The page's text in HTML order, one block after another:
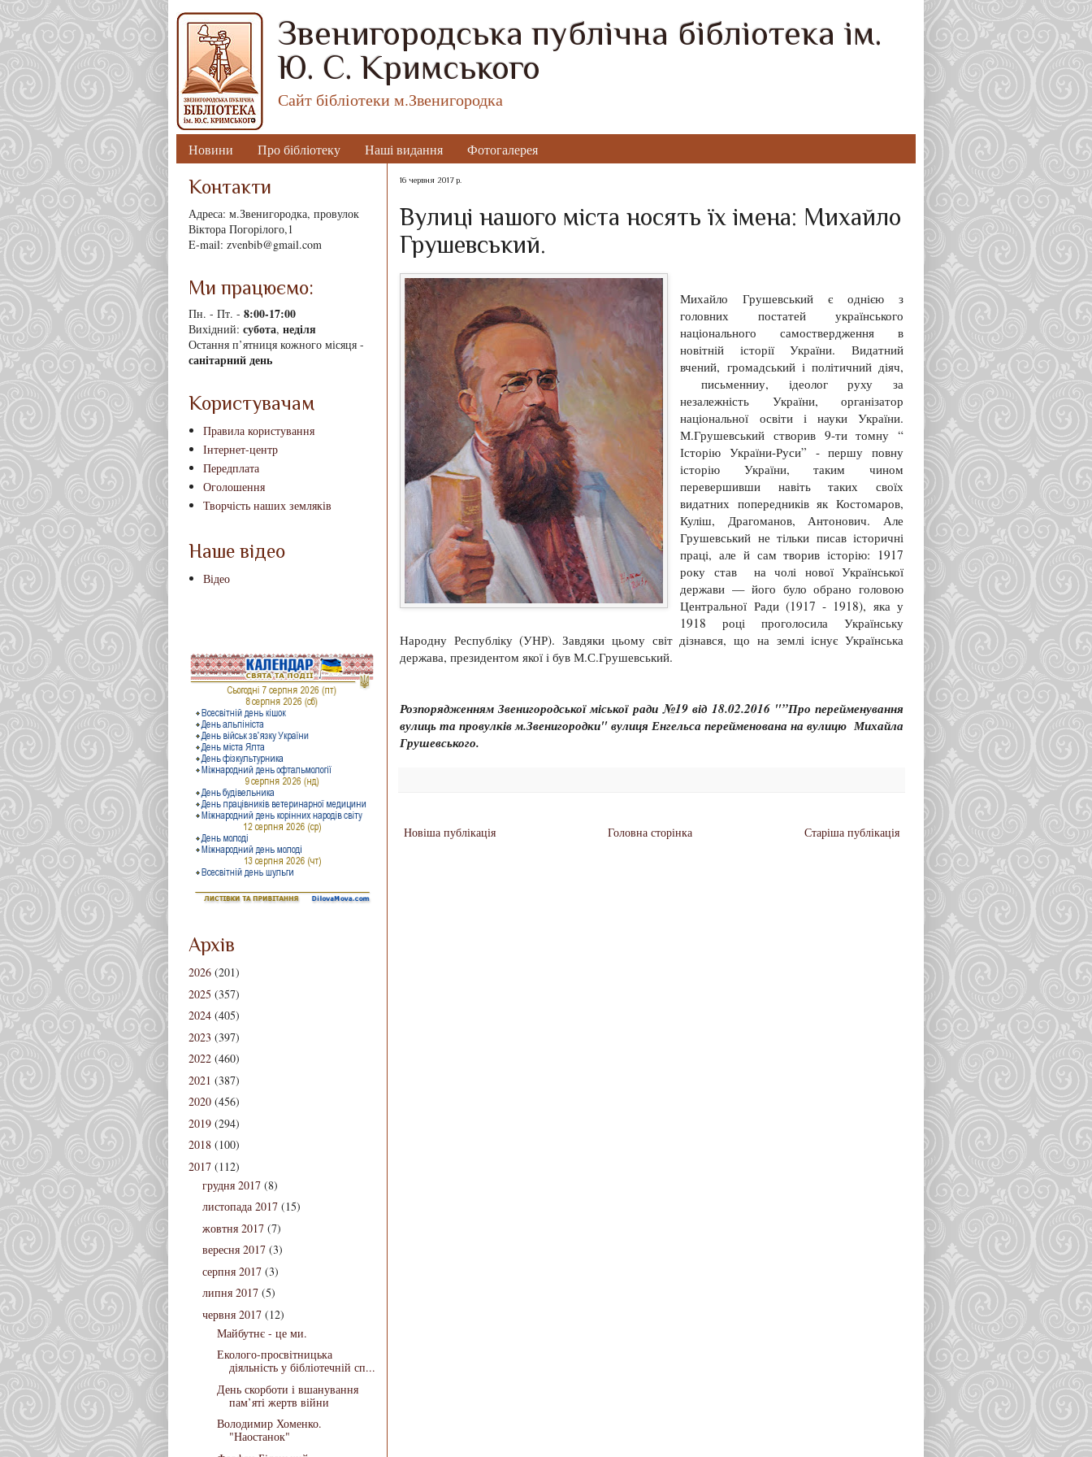
Звенигородська публічна бібліотека ім.
Ю. С. Кримського
Сайт бібліотеки м.Звенигородка
Новини Про бібліотеку Наші видання Фотогалерея
16 червня 2017 р.
Вулиці нашого міста носять їх імена: Михайло
Грушевський.
Михайло Грушевський є однією з
головних постатей українського
національного самоствердження в
новітній історії України. Видатний
вчений, громадський і політичний діяч,
письменниу, ідеолог руху за
незалежність України, організатор
національної освіти і науки України.
М.Грушевський створив 9-ти томну “
Історію України-Руси” - першу повну
історію України, таким чином
перевершивши навіть таких своїх
видатних попередників як Костомаров,
Куліш, Драгоманов, Антонович. Але
Грушевський не тільки писав історичні
праці, але й сам творив історію: 1917
року став на чолі нової Української
держави — його було обрано головою
Центральної Ради (1917 - 1918), яка у
1918 році проголосила Українську
Народну Республіку (УНР). Завдяки цьому світ дізнався, що на землі існує Українська
держава, президентом якої і був М.С.Грушевський.
Розпорядженням Звенигородської міської ради №19 від 18.02.2016 "”Про перейменування
вулиць та провулків м.Звенигородки" вулиця Енгельса перейменована на вулицю Михайла
Грушевського.
Новіша публікація Старіша публікація
Головна сторінка
Контакти
Адреса: м.Звенигородка, провулок
Віктора Погорілого,1
E-mail: zvenbib@gmail.com
Ми працюємо:
Пн. - Пт. - 8:00-17:00
Вихідний: субота, неділя
Остання п’ятниця кожного місяця -
санітарний день
Користувачам
Правила користування
Інтернет-центр
Передплата
Оголошення
Творчість наших земляків
Наше відео
Відео
Архів
2026 (201)
2025 (357)
2024 (405)
2023 (397)
2022 (460)
2021 (387)
2020 (456)
2019 (294)
2018 (100)
2017 (112)
грудня 2017 (8)
листопада 2017 (15)
жовтня 2017 (7)
вересня 2017 (3)
серпня 2017 (3)
липня 2017 (5)
червня 2017 (12)
Майбутнє - це ми.
Еколого-просвітницька
діяльність у бібліотечній сп...
День скорботи і вшанування
пам’яті жертв війни
Володимир Хоменко.
"Наостанок"